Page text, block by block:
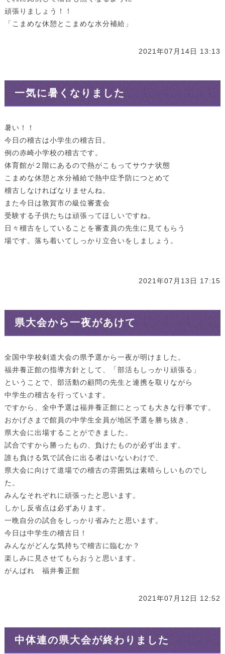
頑張りましょう！！
「こまめな休憩とこまめな水分補給」
2021年07月14日 13:13
一気に暑くなりました
暑い！！
今日の稽古は小学生の稽古日。
例の赤崎小学校の稽古です。
体育館が２階にあるので熱がこもってサウナ状態
こまめな休憩と水分補給で熱中症予防につとめて
稽古しなければなりませんね。
また今日は敦賀市の級位審査会
受験する子供たちは頑張ってほしいですね。
日々稽古をしていることを審査員の先生に見てもらう
場です。落ち着いてしっかり立合いをしましょう。
2021年07月13日 17:15
県大会から一夜があけて
全国中学校剣道大会の県予選から一夜が明けました。
福井養正館の指導方針として、「部活もしっかり頑張る」
ということで、部活動の顧問の先生と連携を取りながら
中学生の稽古を行っています。
ですから、全中予選は福井養正館にとっても大きな行事です。
おかげさまで館員の中学生全員が地区予選を勝ち抜き、
県大会に出場することができました。
試合ですから勝ったもの、負けたものが必ず出ます。
誰も負ける気で試合に出る者はいないわけで、
県大会に向けて道場での稽古の雰囲気は素晴らしいものでし
た。
みんなそれぞれに頑張ったと思います。
しかし反省点は必ずあります。
一晩自分の試合をしっかり省みたと思います。
今日は中学生の稽古日！
みんながどんな気持ちで稽古に臨むか？
楽しみに見させてもらおうと思います。
がんばれ 福井養正館
2021年07月12日 12:52
中体連の県大会が終わりました